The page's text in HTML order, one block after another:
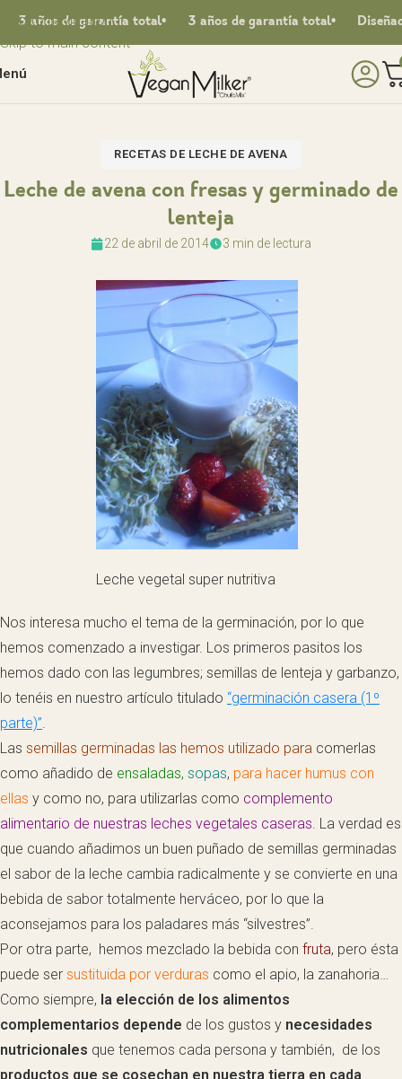
Skip to navigation
Skip to main content
años de garantía total 3 años de garantía total Diseñado
RECETAS DE LECHE DE AVENA
Leche de avena con fresas y germinado de
lenteja
22 de abril de 2014 3 min de lectura
Leche vegetal super nutritiva
Nos interesa mucho el tema de la germinación, por lo que
hemos comenzado a investigar. Los primeros pasitos los
hemos dado con las legumbres; semillas de lenteja y garbanzo,
lo tenéis en nuestro artículo titulado “germinación casera (1º
parte)”.
Las semillas germinadas las hemos utilizado para comerlas
como añadido de ensaladas, sopas, para hacer humus con
ellas y como no, para utilizarlas como complemento
alimentario de nuestras leches vegetales caseras. La verdad es
que cuando añadimos un buen puñado de semillas germinadas
el sabor de la leche cambia radicalmente y se convierte en una
bebida de sabor totalmente herváceo, por lo que la
aconsejamos para los paladares más “silvestres”.
Por otra parte, hemos mezclado la bebida con fruta, pero ésta
puede ser sustituida por verduras como el apio, la zanahoria…
Como siempre, la elección de los alimentos
complementarios depende de los gustos y necesidades
nutricionales que tenemos cada persona y también, de los
productos que se cosechan en nuestra tierra en cada